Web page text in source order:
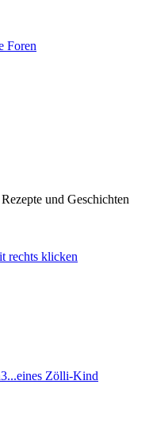
Foren
und Geschichten
rechts klicken
Zölli-Kind